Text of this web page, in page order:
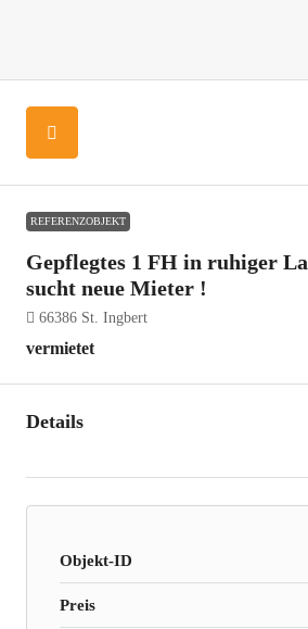
REFERENZOBJEKT
Gepflegtes 1 FH in ruhiger
sucht neue Mieter !
66386 St. Ingbert
vermietet
Details
Objekt-ID
Preis